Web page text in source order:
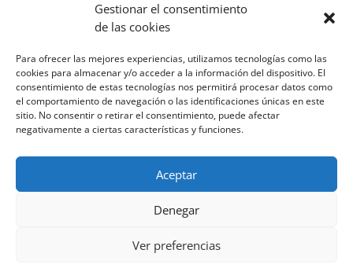
Gestionar el consentimiento
de las cookies
Para ofrecer las mejores experiencias, utilizamos tecnologías como las
cookies para almacenar y/o acceder a la información del dispositivo. El
consentimiento de estas tecnologías nos permitirá procesar datos como
el comportamiento de navegación o las identificaciones únicas en este
sitio. No consentir o retirar el consentimiento, puede afectar
negativamente a ciertas características y funciones.
Aceptar
Denegar
Ver preferencias
Política de Privacidad
Aviso legal
Terminos y condiciones
© Todos los derechos reservados.